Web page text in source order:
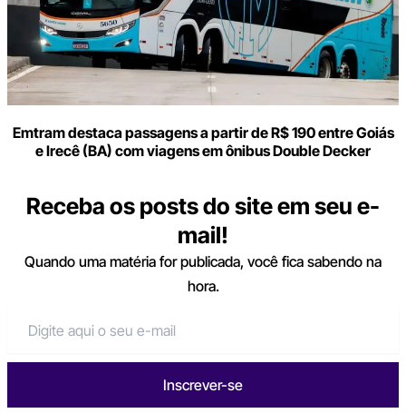
Emtram destaca passagens a partir de R$ 190 entre Goiás
e Irecê (BA) com viagens em ônibus Double Decker
Receba os posts do site em seu e-
mail!
Quando uma matéria for publicada, você fica sabendo na
hora.
Inscrever-se